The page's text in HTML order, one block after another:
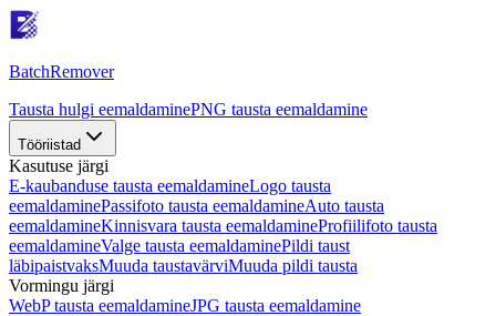
BatchRemover
Tausta hulgi eemaldaminePNG tausta eemaldamine
Tööriistad
Kasutuse järgi
E-kaubanduse tausta eemaldamineLogo tausta
eemaldaminePassifoto tausta eemaldamineAuto tausta
eemaldamineKinnisvara tausta eemaldamineProfiilifoto tausta
eemaldamineValge tausta eemaldaminePildi taust
läbipaistvaksMuuda taustavärviMuuda pildi tausta
Vormingu järgi
WebP tausta eemaldamineJPG tausta eemaldamine